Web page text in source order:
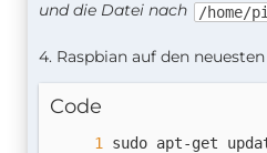
und die Datei nach
/home/pi
4. Raspbian auf den
Code
sudo apt-get